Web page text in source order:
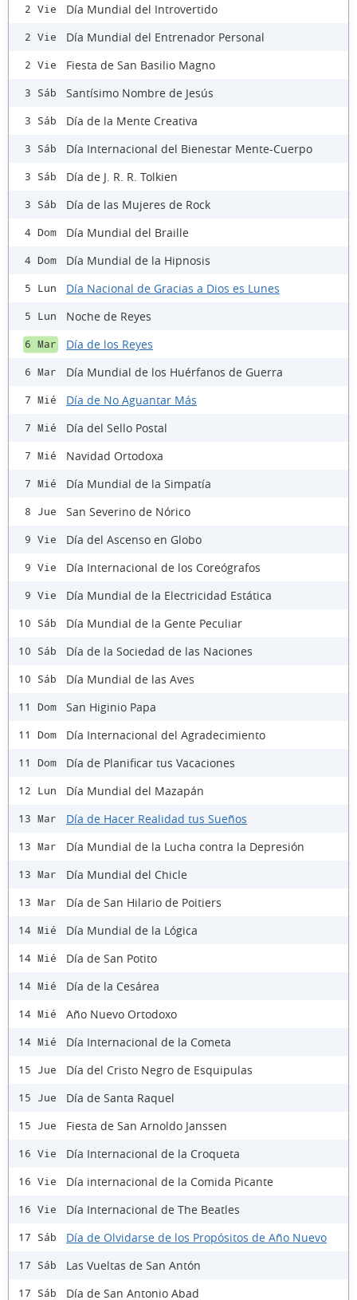
2 Vie Día Mundial del Introvertido
2 Vie Día Mundial del Entrenador Personal
2 Vie Fiesta de San Basilio Magno
3 Sáb Santísimo Nombre de Jesús
3 Sáb Día de la Mente Creativa
3 Sáb Día Internacional del Bienestar Mente-Cuerpo
3 Sáb Día de J. R. R. Tolkien
3 Sáb Día de las Mujeres de Rock
4 Dom Día Mundial del Braille
4 Dom Día Mundial de la Hipnosis
5 Lun Día Nacional de Gracias a Dios es Lunes
5 Lun Noche de Reyes
6 Mar Día de los Reyes
6 Mar Día Mundial de los Huérfanos de Guerra
7 Mié Día de No Aguantar Más
7 Mié Día del Sello Postal
7 Mié Navidad Ortodoxa
7 Mié Día Mundial de la Simpatía
8 Jue San Severino de Nórico
9 Vie Día del Ascenso en Globo
9 Vie Día Internacional de los Coreógrafos
9 Vie Día Mundial de la Electricidad Estática
10 Sáb Día Mundial de la Gente Peculiar
10 Sáb Día de la Sociedad de las Naciones
10 Sáb Día Mundial de las Aves
11 Dom San Higinio Papa
11 Dom Día Internacional del Agradecimiento
11 Dom Día de Planificar tus Vacaciones
12 Lun Día Mundial del Mazapán
13 Mar Día de Hacer Realidad tus Sueños
13 Mar Día Mundial de la Lucha contra la Depresión
13 Mar Día Mundial del Chicle
13 Mar Día de San Hilario de Poitiers
14 Mié Día Mundial de la Lógica
14 Mié Día de San Potito
14 Mié Día de la Cesárea
14 Mié Año Nuevo Ortodoxo
14 Mié Día Internacional de la Cometa
15 Jue Día del Cristo Negro de Esquipulas
15 Jue Día de Santa Raquel
15 Jue Fiesta de San Arnoldo Janssen
16 Vie Día Internacional de la Croqueta
16 Vie Día internacional de la Comida Picante
16 Vie Día Internacional de The Beatles
17 Sáb Día de Olvidarse de los Propósitos de Año Nuevo
17 Sáb Las Vueltas de San Antón
17 Sáb Día de San Antonio Abad